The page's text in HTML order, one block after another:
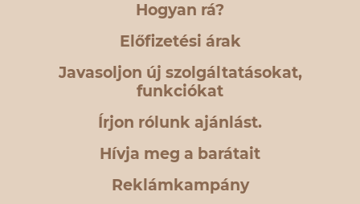
Hogyan rá?
Előfizetési árak
Javasoljon új szolgáltatásokat,
funkciókat
Írjon rólunk ajánlást.
Hívja meg a barátait
Reklámkampány